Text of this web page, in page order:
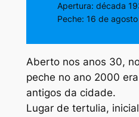
Apertura: década
Peche: 16 de
Aberto nos anos 30,
peche no ano 2000
antigos da cidade.
Lugar de tertulia,